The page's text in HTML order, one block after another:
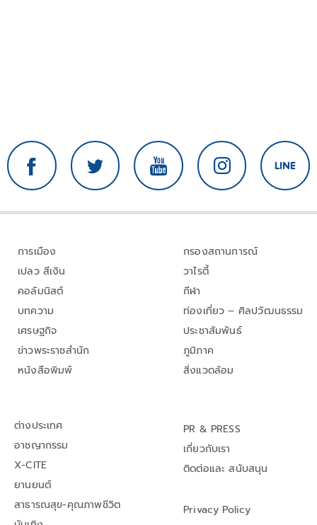
การเมือง
เปลว สีเงิน
คอลัมนิสต์
บทความ
เศรษฐกิจ
ข่าวพระราชสำนัก
หนังสือพิมพ์
กรองสถานการณ์
วาไรตี้
กีฬา
ท่องเที่ยว – ศิลปวัฒนธรรม
ประชาสัมพันธ์
ภูมิภาค
สิ่งแวดล้อม
ต่างประเทศ
อาชญากรรม
X-CITE
ยานยนต์
สาธารณสุข-คุณภาพชีวิต
PR & PRESS
เกี่ยวกับเรา
ติดต่อและ สนับสนุน
Privacy Policy